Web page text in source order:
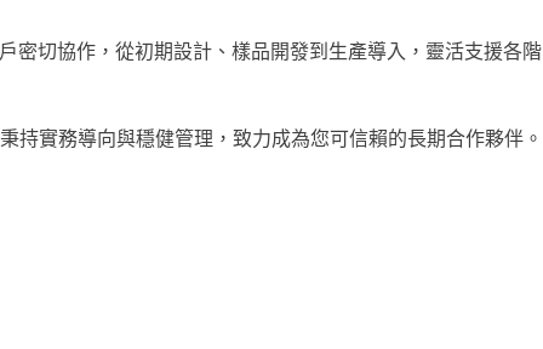
密切協作，從初期設計、樣品開發到生產導入，靈活支援各階
實務導向與穩健管理，致力成為您可信賴的長期合作夥伴。